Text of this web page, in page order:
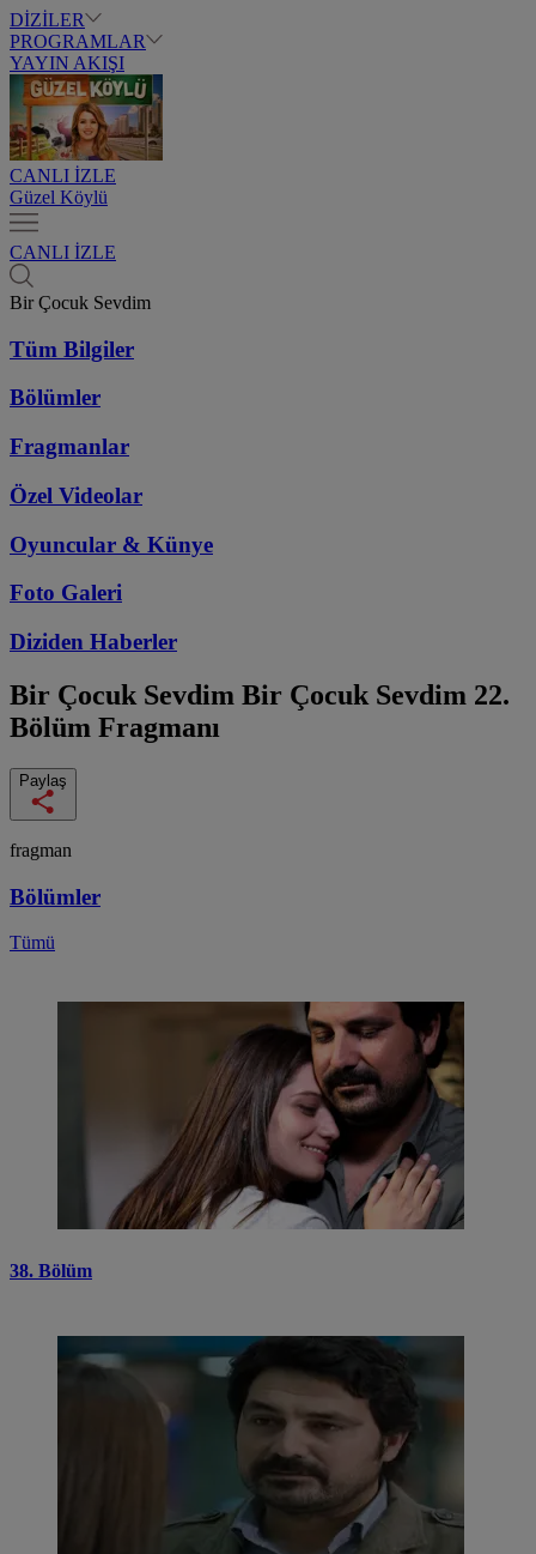
DİZİLER
PROGRAMLAR
YAYIN AKIŞI
CANLI İZLE
Güzel Köylü
CANLI İZLE
Bir Çocuk Sevdim
Tüm Bilgiler
Bölümler
Fragmanlar
Özel Videolar
Oyuncular & Künye
Foto Galeri
Diziden Haberler
Bir Çocuk Sevdim Bir Çocuk Sevdim 22.
Bölüm Fragmanı
Paylaş
fragman
Bölümler
Tümü
38. Bölüm